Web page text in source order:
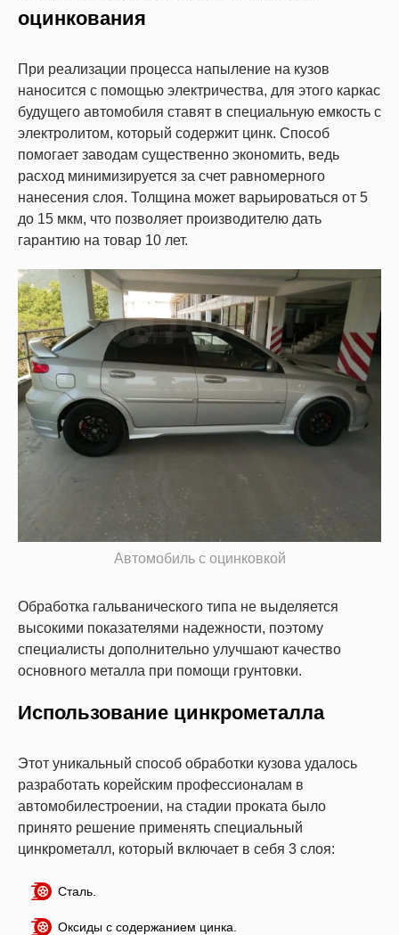
оцинкования
При реализации процесса напыление на кузов
наносится с помощью электричества, для этого каркас
будущего автомобиля ставят в специальную емкость с
электролитом, который содержит цинк. Способ
помогает заводам существенно экономить, ведь
расход минимизируется за счет равномерного
нанесения слоя. Толщина может варьироваться от 5
до 15 мкм, что позволяет производителю дать
гарантию на товар 10 лет.
Автомобиль с оцинковкой
Обработка гальванического типа не выделяется
высокими показателями надежности, поэтому
специалисты дополнительно улучшают качество
основного металла при помощи грунтовки.
Использование цинкрометалла
Этот уникальный способ обработки кузова удалось
разработать корейским профессионалам в
автомобилестроении, на стадии проката было
принято решение применять специальный
цинкрометалл, который включает в себя 3 слоя:
Сталь.
Оксиды с содержанием цинка.